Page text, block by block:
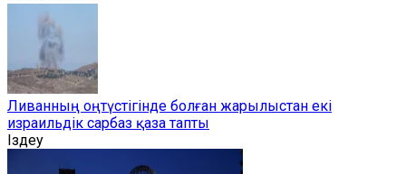
Ливанның оңтүстігінде болған жарылыстан екі
израильдік сарбаз қаза тапты
Іздеу